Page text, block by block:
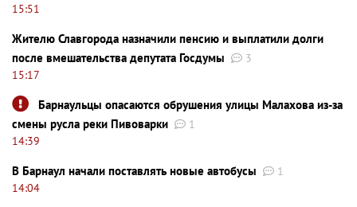
15:51
Жителю Славгорода назначили пенсию и выплатили долги
после вмешательства депутата Госдумы
3
15:17
Барнаульцы опасаются обрушения улицы Малахова из-за
смены русла реки Пивоварки
1
14:39
В Барнаул начали поставлять новые автобусы
1
14:04